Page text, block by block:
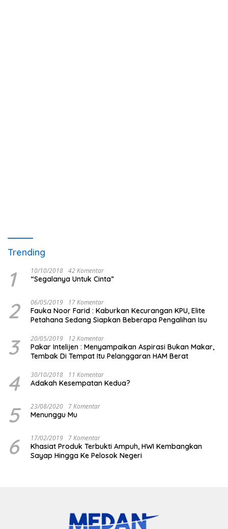
Trending
1 10/10/2018 42 Komentar
“Segalanya Untuk Cinta”
2 06/05/2019 17 Komentar
Fauka Noor Farid : Kaburkan Kecurangan KPU, Elite
Petahana Sedang Siapkan Beberapa Pengalihan Isu
3 20/05/2019 12 Komentar
Pakar Intelijen : Menyampaikan Aspirasi Bukan Makar,
Tembak Di Tempat Itu Pelanggaran HAM Berat
4 30/10/2018 11 Komentar
Adakah Kesempatan Kedua?
5 23/08/2020 7 Komentar
Menunggu Mu
6 17/02/2019 7 Komentar
Khasiat Produk Terbukti Ampuh, HWI Kembangkan
Sayap Hingga Ke Pelosok Negeri